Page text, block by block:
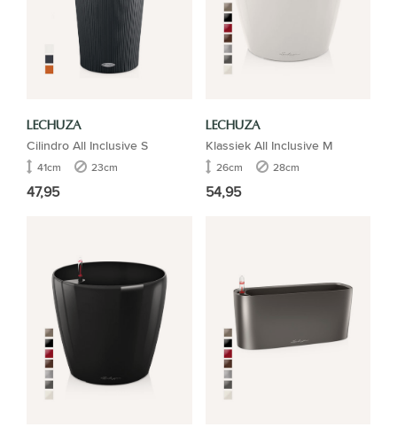
LECHUZA
Cilindro All Inclusive S
41cm 23cm
47,95
LECHUZA
Klassiek All Inclusive M
26cm 28cm
54,95